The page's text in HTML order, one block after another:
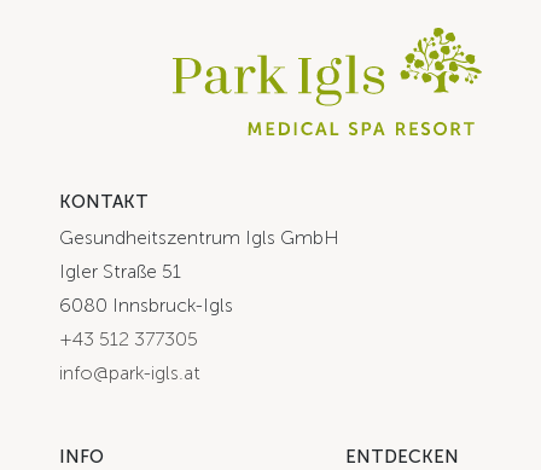
KONTAKT
Gesundheitszentrum Igls GmbH
Igler Straße 51
6080 Innsbruck-Igls
+43 512 377305
info@park-igls.at
INFO ENTDECKEN